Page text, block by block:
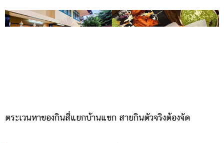
ตระเวนหาของกินสี่แยกบ้านแขก สายกินตัวจริงต้องจัด